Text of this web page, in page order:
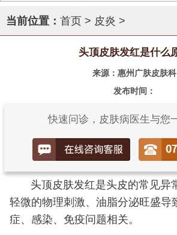
当前位置： 首页> 皮炎 >
头顶皮肤发红是什么
来源：惠州广肤皮肤科
发布时间：
快速问诊，皮肤病医生与您
头顶皮肤发红是头皮的常见异
轻微的物理刺激、油脂分泌旺盛导
症、感染、免疫问题相关。